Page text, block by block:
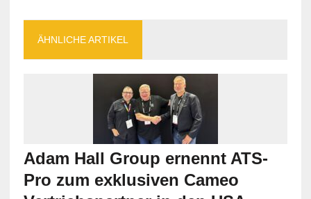
ÄHNLICHE ARTIKEL
Adam Hall Group ernennt ATS-
Pro zum exklusiven Cameo